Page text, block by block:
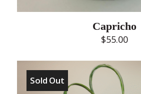
Capricho
$55.00
Sold Out